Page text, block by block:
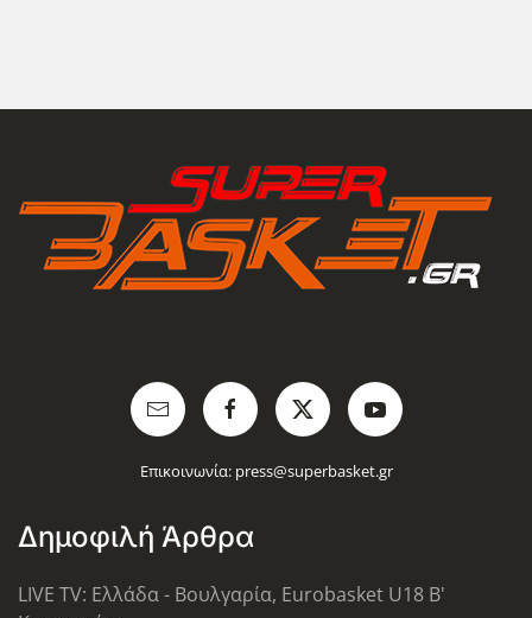
Επικοινωνία: press@superbasket.gr
Δημοφιλή Άρθρα
LIVE TV: Ελλάδα - Βουλγαρία, Eurobasket U18 Β'